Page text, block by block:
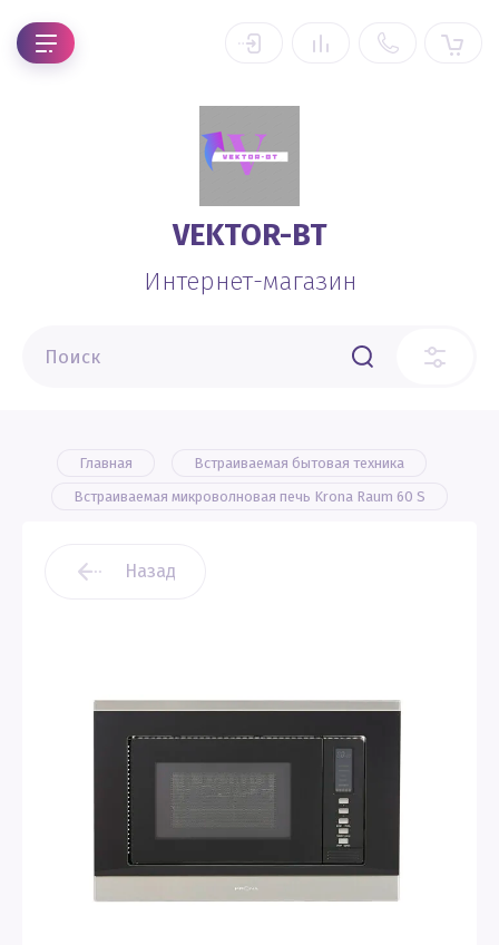
VEKTOR-BT
Интернет-магазин
Главная
Встраиваемая бытовая техника
Встраиваемая микроволновая печь Krona Raum 60 S
Назад